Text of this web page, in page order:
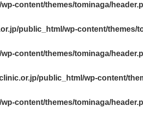
content/themes/tominaga/
public_html/wp-content/themes/
content/themes/tominaga/
public_html/wp-content/
content/themes/tominaga/